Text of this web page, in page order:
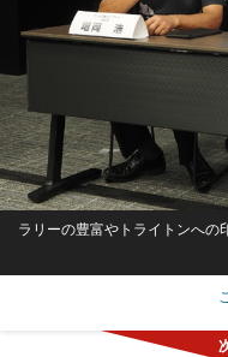
ラリーの豊富やトライトンへの